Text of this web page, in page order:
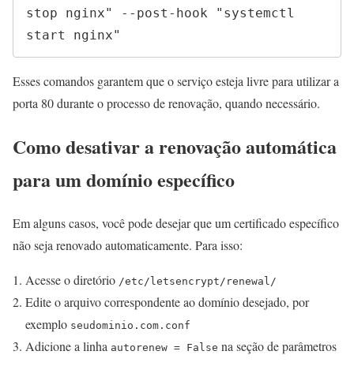
stop nginx" --post-hook "systemctl
start nginx"
Esses comandos garantem que o serviço esteja livre para utilizar a
porta 80 durante o processo de renovação, quando necessário.
Como desativar a renovação automática
para um domínio específico
Em alguns casos, você pode desejar que um certificado específico
não seja renovado automaticamente. Para isso:
Acesse o diretório /etc/letsencrypt/renewal/
Edite o arquivo correspondente ao domínio desejado, por
exemplo seudominio.com.conf
Adicione a linha autorenew = False na seção de parâmetros